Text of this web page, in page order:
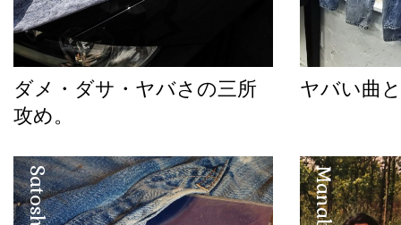
ダメ・ダサ・ヤバさの三所
攻め。
ヤバい曲